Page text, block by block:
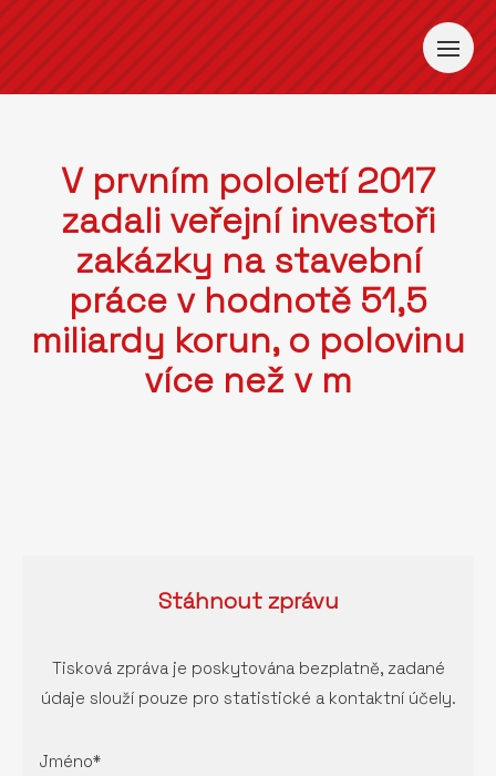
V prvním pololetí 2017
zadali veřejní investoři
zakázky na stavební
práce v hodnotě 51,5
miliardy korun, o polovinu
více než v m
Stáhnoutzprávu
Tisková zpráva je poskytována bezplatně, zadané
údaje slouží pouze pro statistické a kontaktní účely.
Jméno*